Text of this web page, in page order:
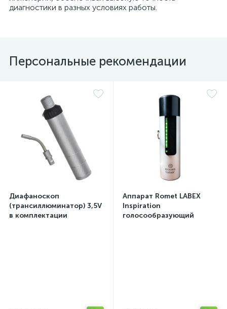
диагностики в разных условиях работы.
Персональные рекомендации
Диафаноскоп
(трансиллюминатор) 3,5V
в комплектации
Аппарат Romet LABEX
Inspiration
голосообразующий